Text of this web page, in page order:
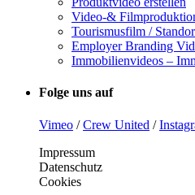
Video-&
Tourismusfilm /
Employer Branding
Immobilienvideos –
Folge uns auf
Vimeo /Crew United /
Impressum
Datenschutz
Cookies